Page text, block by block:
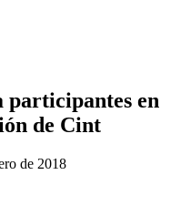
participantes en
de Cint
de 2018